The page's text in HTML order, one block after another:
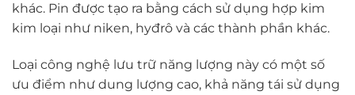
khác. Pin được tạo ra bằng cách sử dụng hợp kim
kim loại như niken, hyđrô và các thành phần khác.
Loại công nghệ lưu trữ năng lượng này có một số
ưu điểm như dung lượng cao, khả năng tái sử dụng